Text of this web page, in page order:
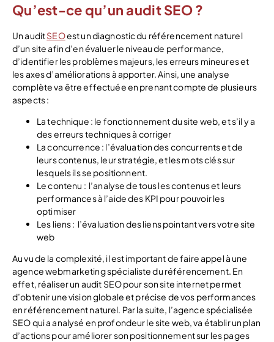
Qu’est-ce qu’un audit SEO ?
Un auditSEOest un diagnostic du référencement naturel
d’un site afin d’en évaluer le niveau de performance,
d’identifier les problèmes majeurs, les erreurs mineures et
les axes d’améliorations à apporter. Ainsi, une analyse
complète va être effectuée en prenant compte de plusieurs
aspects :
La technique : le fonctionnement du site web, et s’il y a
des erreurs techniques à corriger
La concurrence : l’évaluation des concurrents et de
leurs contenus, leur stratégie, et les mots clés sur
lesquels ils se positionnent.
Le contenu : l’analyse de tous les contenus et leurs
performances à l’aide des KPI pour pouvoir les
optimiser
Les liens : l’évaluation des liens pointant vers votre site
web
Au vu de la complexité, il est important de faire appel à une
agence webmarketing spécialiste du référencement. En
effet, réaliser un audit SEO pour son site internet permet
d’obtenir une vision globale et précise de vos performances
en référencement naturel. Par la suite, l’agence spécialisée
SEO qui a analysé en profondeur le site web, va établir un plan
d’actions pour améliorer son positionnement sur les pages